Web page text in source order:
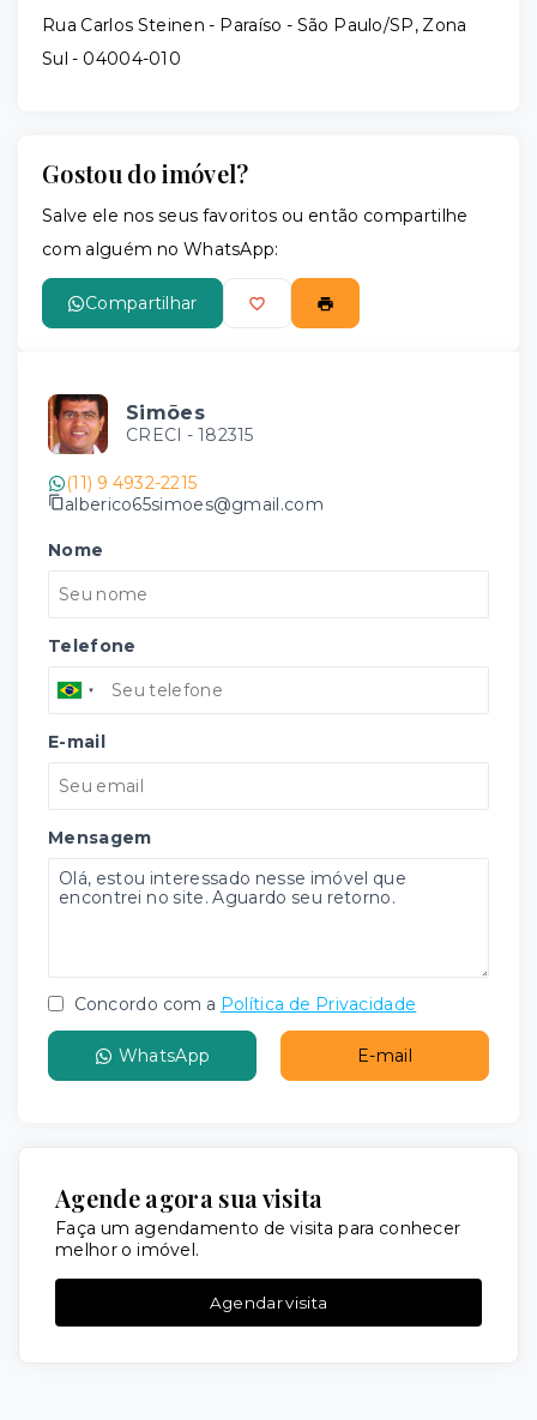
Rua Carlos Steinen - Paraíso - São Paulo/SP, Zona
Sul - 04004-010
Gostou do imóvel?
Salve ele nos seus favoritos ou então compartilhe
com alguém no WhatsApp:
Compartilhar
Simões
CRECI - 182315
(11) 9 4932-2215
alberico65simoes@gmail.com
Nome
Telefone
E-mail
Mensagem
Concordo com a Política de Privacidade
WhatsApp E-mail
Agende agora sua visita
Faça um agendamento de visita para conhecer
melhor o imóvel.
Agendar visita